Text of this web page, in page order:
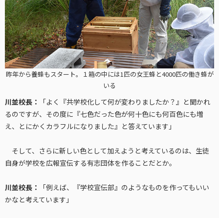
昨年から養蜂もスタート。１箱の中には1匹の女王蜂と4000匹の働き蜂が
いる
川並校長：
「よく『共学校化して何が変わりましたか？』と聞かれ
るのですが、その度に『七色だった色が何十色にも何百色にも増
え、とにかくカラフルになりました』と答えています」
そして、さらに新しい色として加えようと考えているのは、生徒
自身が学校を広報宣伝する有志団体を作ることだとか。
川並校長：
「例えば、『学校宣伝部』のようなものを作ってもいい
かなと考えています」